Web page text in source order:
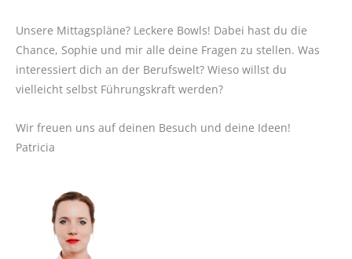
Unsere Mittagspläne? Leckere Bowls! Dabei hast du die
Chance, Sophie und mir alle deine Fragen zu stellen. Was
interessiert dich an der Berufswelt? Wieso willst du
vielleicht selbst Führungskraft werden?
Wir freuen uns auf deinen Besuch und deine Ideen!
Patricia